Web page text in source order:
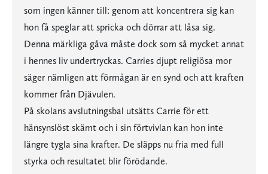
som ingen känner till: genom att koncentrera sig kan
hon få speglar att spricka och dörrar att låsa sig.
Denna märkliga gåva måste dock som så mycket annat
i hennes liv undertryckas. Carries djupt religiösa mor
säger nämligen att förmågan är en synd och att kraften
kommer från Djävulen.
På skolans avslutningsbal utsätts Carrie för ett
hänsynslöst skämt och i sin förtvivlan kan hon inte
längre tygla sina krafter. De släpps nu fria med full
styrka och resultatet blir förödande.